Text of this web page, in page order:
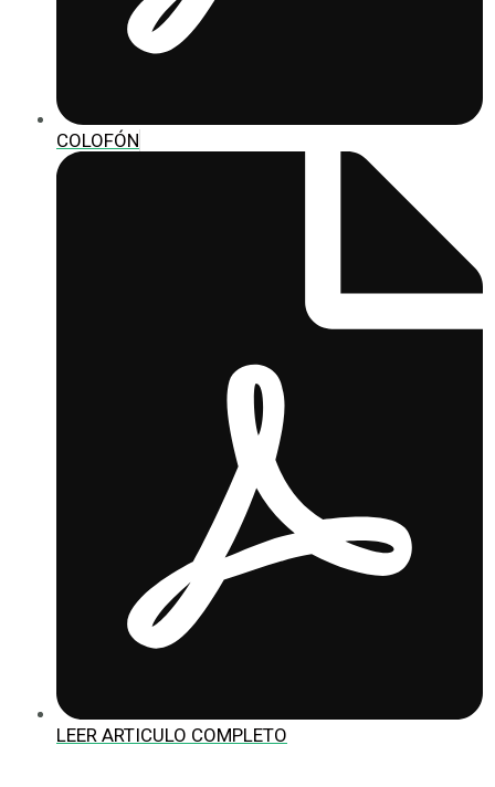
COLOFÓN
LEER ARTICULO COMPLETO